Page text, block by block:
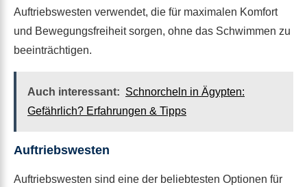
Auftriebswesten verwendet, die für maximalen Komfort
und Bewegungsfreiheit sorgen, ohne das Schwimmen zu
beeinträchtigen.
Auch interessant: Schnorcheln in Ägypten:
Gefährlich? Erfahrungen & Tipps
Auftriebswesten
Auftriebswesten sind eine der beliebtesten Optionen für